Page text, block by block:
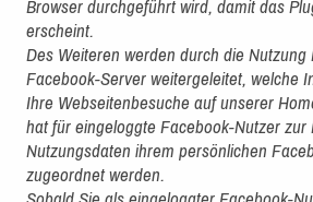
Browser durchgeführt wird, damit das
erscheint.
Des Weiteren werden durch die Nutzung
Facebook-Server weitergeleitet, welche
Ihre Webseitenbesuche auf unserer
hat für eingeloggte Facebook-Nutzer zur
Nutzungsdaten ihrem persönlichen
zugeordnet werden.